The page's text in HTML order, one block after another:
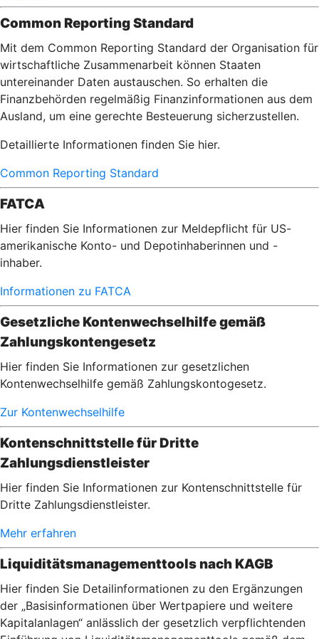
Common Reporting Standard
Mit dem Common Reporting Standard der Organisation für
wirtschaftliche Zusammenarbeit können Staaten
untereinander Daten austauschen. So erhalten die
Finanzbehörden regelmäßig Finanzinformationen aus dem
Ausland, um eine gerechte Besteuerung sicherzustellen.
Detaillierte Informationen finden Sie hier.
Common Reporting Standard
FATCA
Hier finden Sie Informationen zur Meldepflicht für US-
amerikanische Konto- und Depotinhaberinnen und -
inhaber.
Informationen zu FATCA
Gesetzliche Kontenwechselhilfe gemäß
Zahlungskontengesetz
Hier finden Sie Informationen zur gesetzlichen
Kontenwechselhilfe gemäß Zahlungskontogesetz.
Zur Kontenwechselhilfe
Kontenschnittstelle für Dritte
Zahlungsdienstleister
Hier finden Sie Informationen zur Kontenschnittstelle für
Dritte Zahlungsdienstleister.
Mehr erfahren
Liquiditätsmanagementtools nach KAGB
Hier finden Sie Detailinformationen zu den Ergänzungen
der „Basisinformationen über Wertpapiere und weitere
Kapitalanlagen“ anlässlich der gesetzlich verpflichtenden